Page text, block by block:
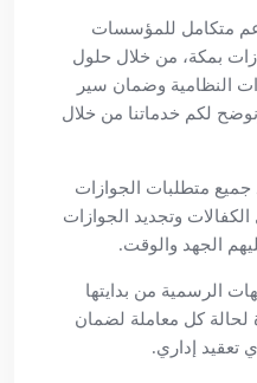
متكامل للمؤسسات
بمكة، من خلال حلول
النظامية وضمان سير
ونوضح لكم خدماتنا من خلال
متطلبات الجوازات
وتجديد الجوازات
الجهد والوقت.
الرسمية من بدايتها
لحالة كل معاملة لضمان
تعقيد إداري.